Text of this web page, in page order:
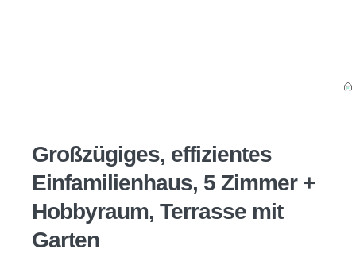
Großzügiges, effizientes
Einfamilienhaus, 5 Zimmer +
Hobbyraum, Terrasse mit
Garten